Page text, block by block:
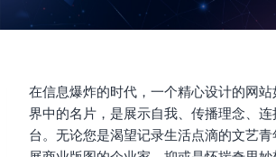
在信息爆炸的时代，一个精心设计的网
界中的名片，是展示自我、传播理念、
台。无论您是渴望记录生活点滴的文艺